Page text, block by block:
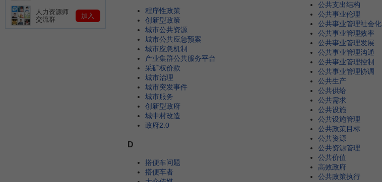
程序性政策
创新型政策
城市公共资源
城市公共应急预案
城市应急机制
产业集群公共服务平台
采矿权价款
城市治理
城市突发事件
城市服务
创新型政府
城中村改造
政府2.0
D
搭便车问题
搭便车者
公共支出结构
公共事业伦理
公共事业管理社会化
公共事业管理效率
公共事业管理发展
公共事业管理沟通
公共事业管理控制
公共事业管理协调
公共生产
公共供给
公共需求
公共设施
公共设施管理
公共政策目标
公共资源
公共资源管理
公共价值
高效政府
公共政策执行
人力资源师
交流群
加入